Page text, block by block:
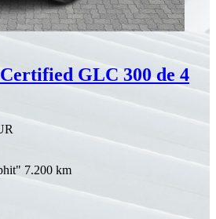
GLC 300 de 4
7.200 km